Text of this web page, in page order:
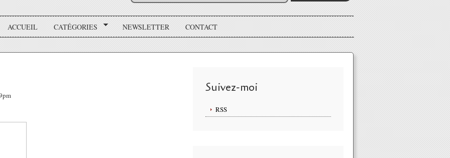
ACCUEIL CATÉGORIES NEWSLETTER CONTACT
Suivez-moi
RSS